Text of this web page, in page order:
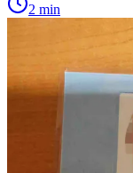
2 min